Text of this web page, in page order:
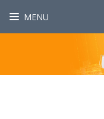
MENU